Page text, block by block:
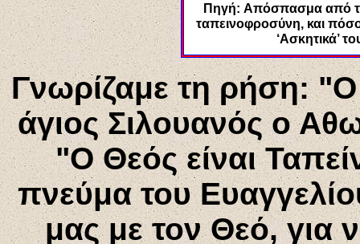
Πηγή: Απόσπασμα από τ
ταπεινοφροσύνη, και
‘Ασκητικά’
Γνωρίζαμε τη ρήση:
άγιος Σιλουανός ο
"Ο Θεός είναι
πνεύμα του
μας με τον Θεό, για